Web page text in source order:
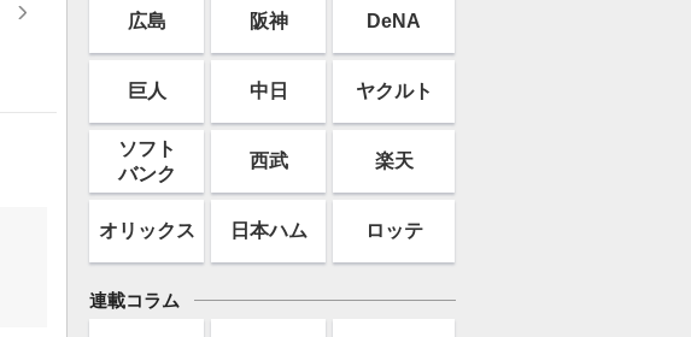
広島 阪神 DeNA
巨人 中日 ヤクルト
ソフト
バンク
西武 楽天
オリックス 日本ハム ロッテ
連載コラム